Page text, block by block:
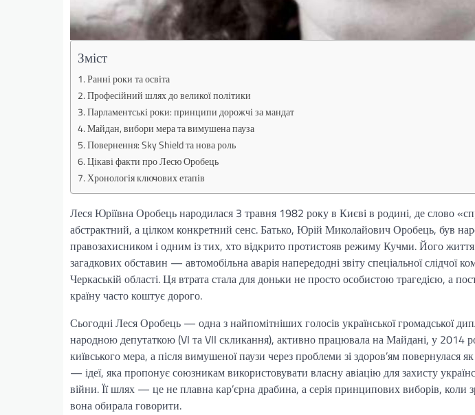
Зміст
Ранні роки та освіта
Професійний шлях до великої політики
Парламентські роки: принципи дорожчі за мандат
Майдан, вибори мера та вимушена пауза
Повернення: Sky Shield та нова роль
Цікаві факти про Лесю Оробець
Хронологія ключових етапів
Леся Юріївна Оробець народилася 3 травня 1982 року в Києві в родині, де слово
абстрактний, а цілком конкретний сенс. Батько, Юрій Миколайович Оробець, був
правозахисником і одним із тих, хто відкрито протистояв режиму Кучми. Його
загадкових обставин — автомобільна аварія напередодні звіту спеціальної слідчої
Черкаській області. Ця втрата стала для доньки не просто особистою трагедією, а
країну часто коштує дорого.
Сьогодні Леся Оробець — одна з найпомітніших голосів української громадської
народною депутаткою (VI та VII скликання), активно працювала на Майдані, у 2014
київського мера, а після вимушеної паузи через проблеми зі здоров’ям повернулася як
— ідеї, яка пропонує союзникам використовувати власну авіацію для захисту
війни. Її шлях — це не плавна кар’єрна драбина, а серія принципових виборів, коли
вона обирала говорити.